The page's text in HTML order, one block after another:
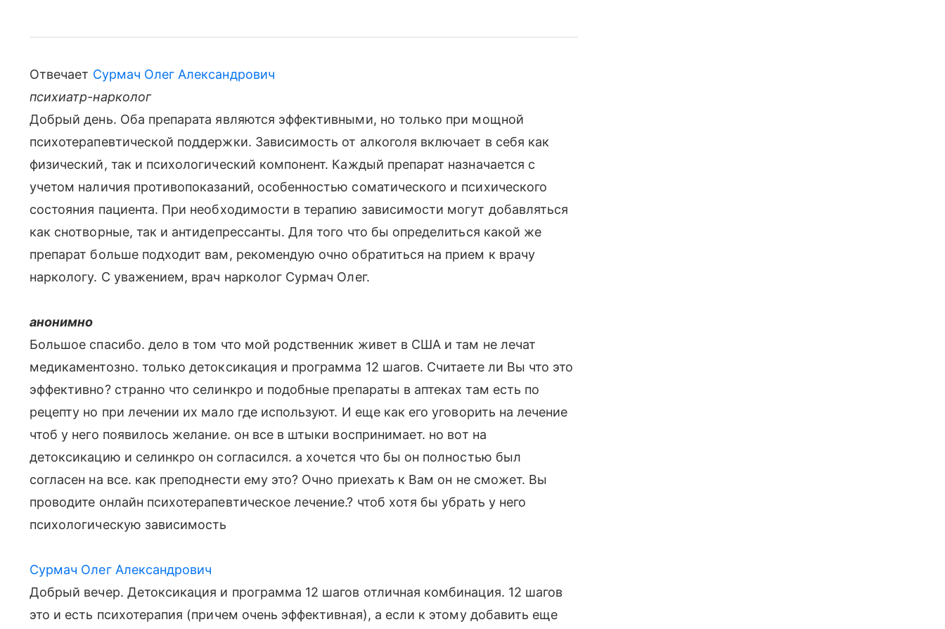
Отвечает Сурмач Олег Александрович
психиатр-нарколог
Добрый день. Оба препарата являются эффективными, но только при мощной
психотерапевтической поддержки. Зависимость от алкоголя включает в себя как
физический, так и психологический компонент. Каждый препарат назначается с
учетом наличия противопоказаний, особенностью соматического и психического
состояния пациента. При необходимости в терапию зависимости могут добавляться
как снотворные, так и антидепрессанты. Для того что бы определиться какой же
препарат больше подходит вам, рекомендую очно обратиться на прием к врачу
наркологу. С уважением, врач нарколог Сурмач Олег.
анонимно
Большое спасибо. дело в том что мой родственник живет в США и там не лечат
медикаментозно. только детоксикация и программа 12 шагов. Считаете ли Вы что это
эффективно? странно что селинкро и подобные препараты в аптеках там есть по
рецепту но при лечении их мало где используют. И еще как его уговорить на лечение
чтоб у него появилось желание. он все в штыки воспринимает. но вот на
детоксикацию и селинкро он согласился. а хочется что бы он полностью был
согласен на все. как преподнести ему это? Очно приехать к Вам он не сможет. Вы
проводите онлайн психотерапевтическое лечение.? чтоб хотя бы убрать у него
психологическую зависимость
Сурмач Олег Александрович
Добрый вечер. Детоксикация и программа 12 шагов отличная комбинация. 12 шагов
это и есть психотерапия (причем очень эффективная), а если к этому добавить еще